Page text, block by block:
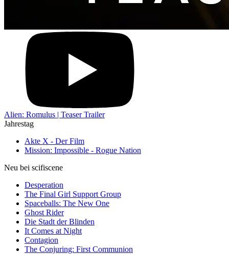
Alien: Romulus | Teaser Trailer
Jahrestag
Akte X - Der Film
Mission: Impossible - Rogue Nation
Neu bei scifiscene
Desperation
The Final Girl Support Group
Spaceballs: The New One
Ghost Rider
Die Stadt der Blinden
It Comes at Night
Contagion
The Conjuring: First Communion